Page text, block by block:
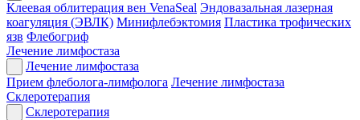
Клеевая облитерация вен VenaSeal Эндовазальная лазерная
коагуляция (ЭВЛК) Минифлебэктомия Пластика трофических
язв Флебогриф
Лечение лимфостаза
Лечение лимфостаза
Прием флеболога-лимфолога Лечение лимфостаза
Склеротерапия
Склеротерапия